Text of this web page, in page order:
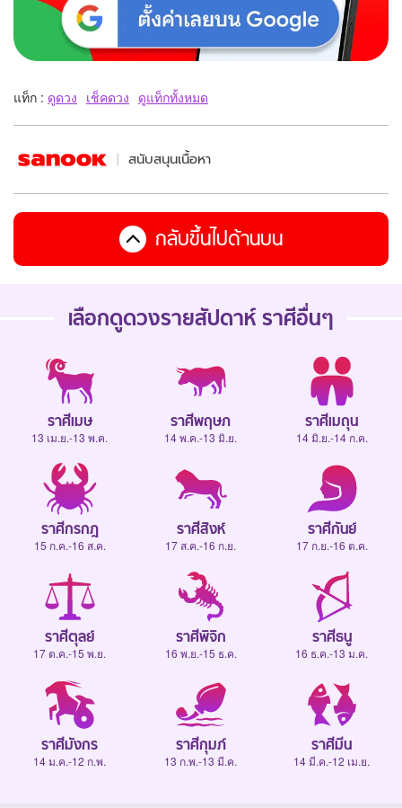
แท็ก : ดูดวง เช็คดวง ดูแท็กทั้งหมด
สนับสนุนเนื้อหา
กลับขึ้นไปด้านบน
เลือกดูดวงรายสัปดาห์ ราศีอื่นๆ
ราศีเมษ
13 เม.ย.-13 พ.ค.
ราศีพฤษภ
14 พ.ค.-13 มิ.ย.
ราศีเมถุน
14 มิ.ย.-14 ก.ค.
ราศีกรกฎ
15 ก.ค.-16 ส.ค.
ราศีสิงห์
17 ส.ค.-16 ก.ย.
ราศีกันย์
17 ก.ย.-16 ต.ค.
ราศีตุลย์
17 ต.ค.-15 พ.ย.
ราศีพิจิก
16 พ.ย.-15 ธ.ค.
ราศีธนู
16 ธ.ค.-13 ม.ค.
ราศีมังกร
14 ม.ค.-12 ก.พ.
ราศีกุมภ์
13 ก.พ.-13 มี.ค.
ราศีมีน
14 มี.ค.-12 เม.ย.